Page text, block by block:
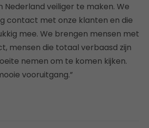
Nederland veiliger te maken. We
contact met onze klanten en die
mee. We brengen mensen met
mensen die totaal verbaasd zijn
nemen om te komen kijken.
vooruitgang.”